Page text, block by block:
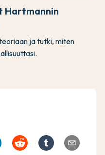
Hartmannin
ja tutki, miten